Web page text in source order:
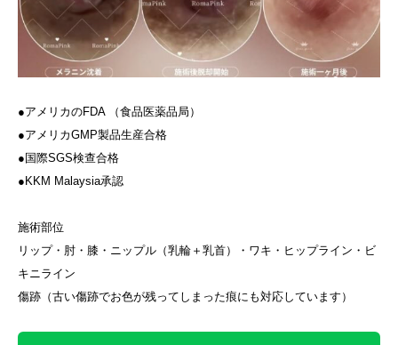
●アメリカのFDA （食品医薬品局）
●アメリカGMP製品生産合格
●国際SGS検查合格
●KKM Malaysia承認
施術部位
リップ・肘・膝・ニップル（乳輪＋乳首）・ワキ・ヒップライン・ビ
キニライン
傷跡（古い傷跡でお色が残ってしまった痕にも対応しています）